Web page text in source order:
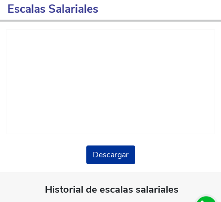
Escalas Salariales
Descargar
Historial de escalas salariales